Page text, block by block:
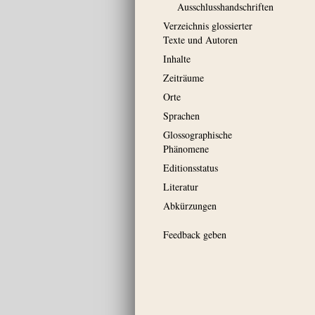
Ausschluss­handschriften
Verzeichnis glossierter
Texte und Autoren
Inhalte
Zeiträume
Orte
Sprachen
Glossographische
Phänomene
Editionsstatus
Literatur
Abkürzungen
Feedback geben